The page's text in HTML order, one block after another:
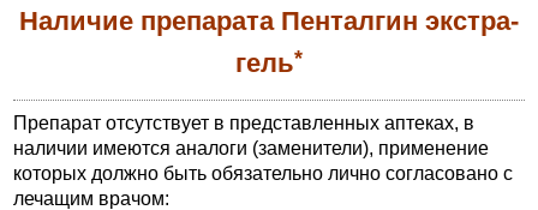
Наличие препарата Пенталгин экстра-
гель*
Препарат отсутствует в представленных аптеках, в
наличии имеются аналоги (заменители), применение
которых должно быть обязательно лично согласовано с
лечащим врачом: